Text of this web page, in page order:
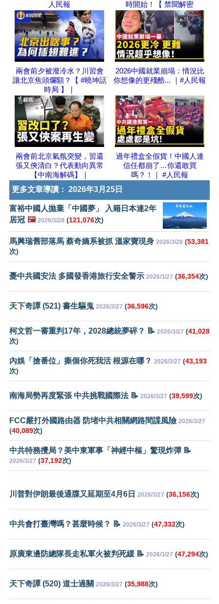
人民報 時開始！【 禁聞解密
兩會前夕被潑冷水？川習會
讓北京焦頭爛額？【 #曉坤話
時局 】｜
2026中國就業崩塌：情況比
你想像的更殘酷... ｜#人民報
兩會前北京氣氛突變，習還
張又俠清白？代表動向異常
【中南海解碼】｜
過年禮盒全假貨！中國人連
信任都崩了…你還敢買
嗎？！｜ #人民報
更多文章導讀： 2026年3月25日
富裕中國人拋棄「中國夢」 入籍日本連2年
居冠 🖼️ 2026/3/28 (121,076次)
馬興瑞舊部落馬 蔡奇嫡系被抓 溫家寶現身 2026/3/28 (53,381
次)
憂中共國安法 多國發香港旅行安全警示 2026/3/27 (36,354次)
天下奇譚 (521) 書生驅鬼 2026/3/27 (36,596次)
柯文哲一審重判17年，2028總統夢碎？ 📝 2026/3/27 (41,028
次)
內娛「搶番位」撕個你死我活 根源在哪？ 2026/3/27 (43,193
次)
南海局勢再度緊張 中共挑戰國際法 📝 2026/3/27 (39,599次)
FCC嚴打外國路由器 防堵中共相關網路間諜風險 2026/3/27
(40,089次)
中共特務攪局？美中東軍事「神經中樞」驚現炸彈 📝
2026/3/27 (37,192次)
川普對伊朗最後通牒又延期至4月6日 2026/3/27 (36,156次)
中共會打臺灣嗎？甚麼時候？ 📝 2026/3/27 (47,332次)
原廣東邊防總隊長走私軍火被判死緩 📝 2026/3/27 (47,294次)
天下奇譚 (520) 道士過關 2026/3/27 (35,988次)